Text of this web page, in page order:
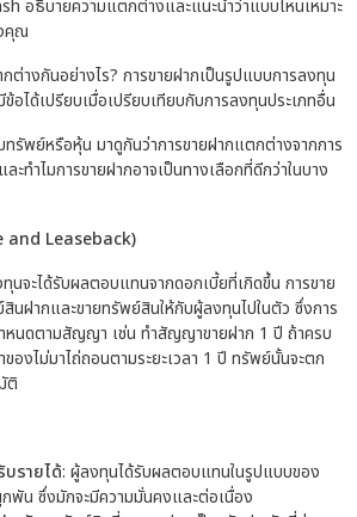
อธิบายความแตกต่างและแนะนำว่าแบบไหนเหมาะ
คุณ
ต่างกันอย่างไร? การขายฝากเป็นรูปแบบการลงทุน
อได้เปรียบเมื่อเปรียบเทียบกับการลงทุนประเภทอื่น
ทรัพย์หรือหุ้น มาดูกันว่าการขายฝากแตกต่างจากการ
ะทำไมการขายฝากอาจเป็นทางเลือกที่ดีกว่าในบาง
and Leaseback)
นจะได้รับผลตอบแทนจากดอกเบี้ยที่เกิดขึ้น การขาย
นฝากและขายทรัพย์สินให้กับผู้ลงทุนไปในตัว ซึ่งการ
ำหนดตามสัญญา เช่น ทำสัญญาขายฝาก 1 ปี ถ้าครบ
งไม่มาไถ่ถอนตามระยะเวลา 1 ปี ทรัพย์นั้นจะตก
ติ
บรายได้: ผู้ลงทุนได้รับผลตอบแทนในรูปแบบของ
น ซึ่งมักจะมีความมั่นคงและต่อเนื่อง